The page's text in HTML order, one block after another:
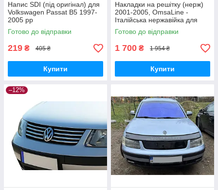
Напис SDI (під оригінал) для
Volkswagen Passat B5 1997-
2005 рр
Готово до відправки
219 ₴ 405 ₴
Купити
Накладки на решітку (нерж)
2001-2005, OmsaLine -
Італійська нержавійка для
Volkswagen Passat B5 рр
Готово до відправки
1 700 ₴ 1 954 ₴
Купити
–12%